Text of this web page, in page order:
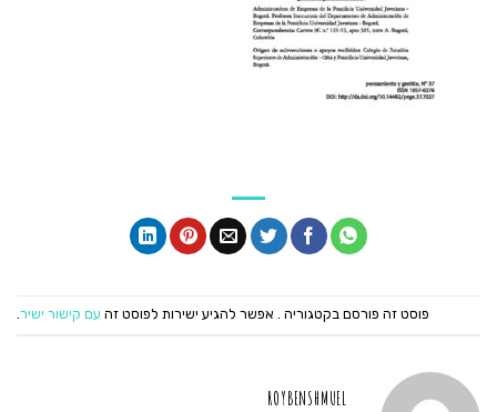
פוסט זה פורסם בקטגוריה . אפשר להגיע ישירות לפוסט זה עם קישור ישיר.
ROYBENSHMUEL